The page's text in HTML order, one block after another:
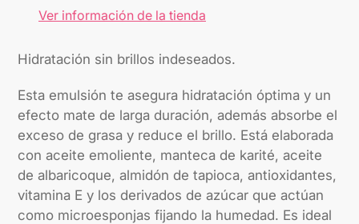
producto
carrito
Ver información de la tienda
Hidratación sin brillos indeseados.
Esta emulsión te asegura hidratación óptima y un
efecto mate de larga duración, además absorbe el
exceso de grasa y reduce el brillo. Está elaborada
con aceite emoliente, manteca de karité, aceite
de albaricoque, almidón de tapioca, antioxidantes,
vitamina E y los derivados de azúcar que actúan
como microesponjas fijando la humedad. Es ideal